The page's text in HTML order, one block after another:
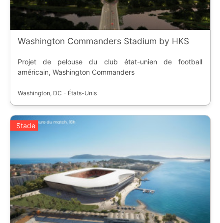
Washington Commanders Stadium by HKS
Projet de pelouse du club état-unien de football
américain, Washington Commanders
Washington, DC - États-Unis
Stade